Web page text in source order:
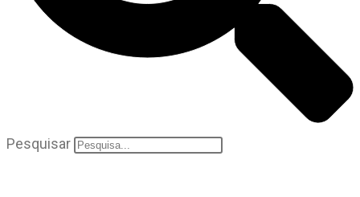
Pesquisar